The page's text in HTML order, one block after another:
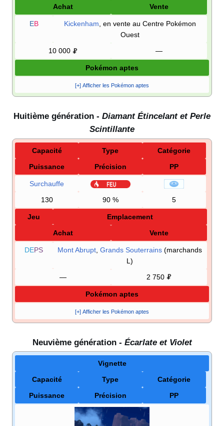
Achat
Vente
EB Kickenham , en vente au Centre Pokémon
Ouest
10 000
—
Pokémon aptes
[+] Afficher les Pokémon aptes
Huitième génération - Diamant Étincelant et Perle
Scintillante
Capacité Type
Catégorie
Puissance
Précision PP
Surchauffe
130
90 % 5
Jeu
Emplacement
Achat
Vente
DEPS Mont Abrupt ,Grands Souterrains (marchands
L)
—
2 750
Pokémon aptes
[+] Afficher les Pokémon aptes
Neuvième génération - Écarlate et Violet
Vignette
Capacité
Type
Catégorie
Puissance
Précision PP